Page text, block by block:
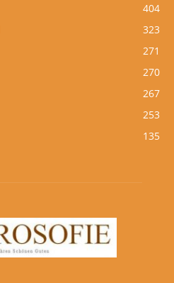
404
323
271
270
267
253
135